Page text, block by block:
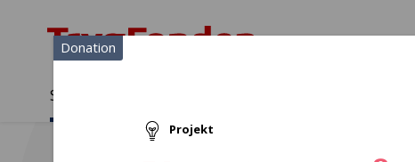
Sådan støtter vi
Projekter og donationer
Donation
Projekt